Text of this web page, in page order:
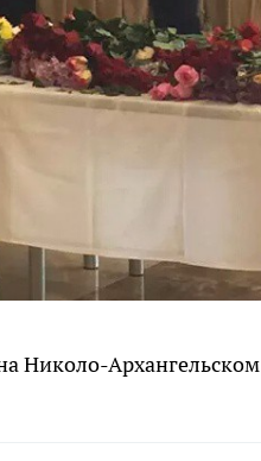
Николо-